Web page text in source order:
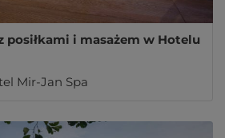
posiłkami i masażem w Hotelu
Mir-Jan Spa